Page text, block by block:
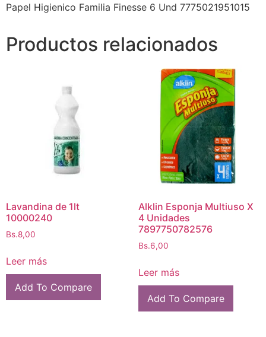
Papel Higienico Familia Finesse 6 Und 7775021951015
Productos relacionados
Lavandina de 1lt
10000240
Bs.8,00
Leer más
Add To Compare
Alklin Esponja Multiuso X
4 Unidades
7897750782576
Bs.6,00
Leer más
Add To Compare